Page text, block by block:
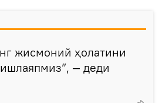
жисмоний ҳолатини
— деди